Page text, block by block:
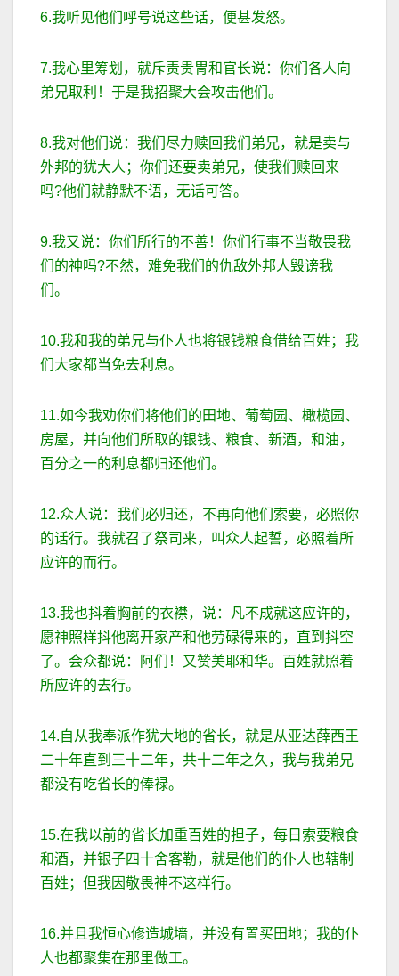
6.我听见他们呼号说这些话，便甚发怒。
7.我心里筹划，就斥责贵冑和官长说：你们各人向
弟兄取利！于是我招聚大会攻击他们。
8.我对他们说：我们尽力赎回我们弟兄，就是卖与
外邦的犹大人；你们还要卖弟兄，使我们赎回来
吗?他们就静默不语，无话可答。
9.我又说：你们所行的不善！你们行事不当敬畏我
们的神吗?不然，难免我们的仇敌外邦人毁谤我
们。
10.我和我的弟兄与仆人也将银钱粮食借给百姓；我
们大家都当免去利息。
11.如今我劝你们将他们的田地、葡萄园、橄榄园、
房屋，并向他们所取的银钱、粮食、新酒，和油，
百分之一的利息都归还他们。
12.众人说：我们必归还，不再向他们索要，必照你
的话行。我就召了祭司来，叫众人起誓，必照着所
应许的而行。
13.我也抖着胸前的衣襟，说：凡不成就这应许的，
愿神照样抖他离开家产和他劳碌得来的，直到抖空
了。会众都说：阿们！又赞美耶和华。百姓就照着
所应许的去行。
14.自从我奉派作犹大地的省长，就是从亚达薛西王
二十年直到三十二年，共十二年之久，我与我弟兄
都没有吃省长的俸禄。
15.在我以前的省长加重百姓的担子，每日索要粮食
和酒，并银子四十舍客勒，就是他们的仆人也辖制
百姓；但我因敬畏神不这样行。
16.并且我恒心修造城墙，并没有置买田地；我的仆
人也都聚集在那里做工。